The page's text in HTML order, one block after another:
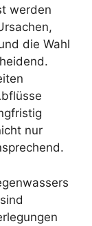
werden
die Wahl
nur